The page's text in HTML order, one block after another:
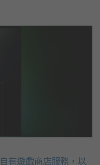
自有遊戲商店服務，以